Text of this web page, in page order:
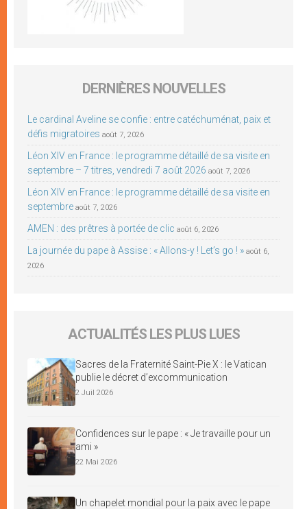
DERNIÈRES NOUVELLES
Le cardinal Aveline se confie : entre catéchuménat, paix et
défis migratoires août 7, 2026
Léon XIV en France : le programme détaillé de sa visite en
septembre – 7 titres, vendredi 7 août 2026 août 7, 2026
Léon XIV en France : le programme détaillé de sa visite en
septembre août 7, 2026
AMEN : des prêtres à portée de clic août 6, 2026
La journée du pape à Assise : « Allons-y ! Let’s go ! » août 6,
2026
ACTUALITÉS LES PLUS LUES
Sacres de la Fraternité Saint-Pie X : le Vatican
publie le décret d’excommunication
2 Juil 2026
Confidences sur le pape : « Je travaille pour un
ami »
22 Mai 2026
Un chapelet mondial pour la paix avec le pape